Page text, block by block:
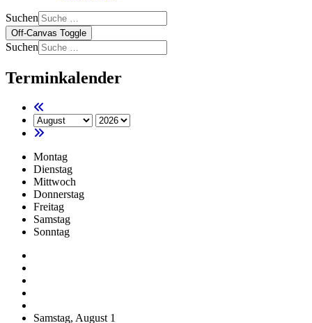
Suchen
Off-Canvas Toggle
Suchen
Terminkalender
Montag
Dienstag
Mittwoch
Donnerstag
Freitag
Samstag
Sonntag
Samstag, August 1